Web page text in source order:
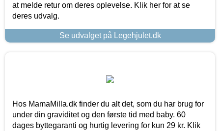
at melde retur om deres oplevelse. Klik her for at se
deres udvalg.
Se udvalget på Legehjulet.dk
Hos MamaMilla.dk finder du alt det, som du har brug for
under din graviditet og den første tid med baby. 60
dages byttegaranti og hurtig levering for kun 29 kr. Klik